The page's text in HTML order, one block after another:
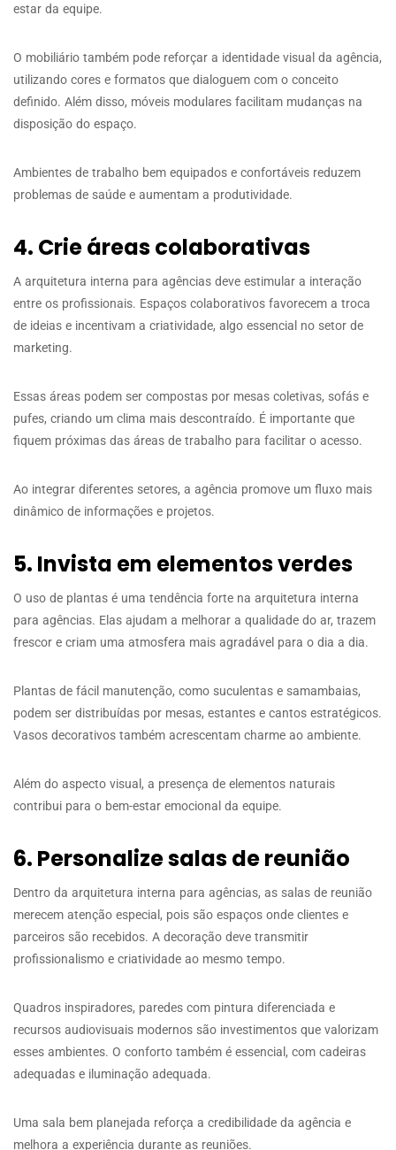
estar da equipe.
O mobiliário também pode reforçar a identidade visual da agência,
utilizando cores e formatos que dialoguem com o conceito
definido. Além disso, móveis modulares facilitam mudanças na
disposição do espaço.
Ambientes de trabalho bem equipados e confortáveis reduzem
problemas de saúde e aumentam a produtividade.
4. Crie áreas colaborativas
A arquitetura interna para agências deve estimular a interação
entre os profissionais. Espaços colaborativos favorecem a troca
de ideias e incentivam a criatividade, algo essencial no setor de
marketing.
Essas áreas podem ser compostas por mesas coletivas, sofás e
pufes, criando um clima mais descontraído. É importante que
fiquem próximas das áreas de trabalho para facilitar o acesso.
Ao integrar diferentes setores, a agência promove um fluxo mais
dinâmico de informações e projetos.
5. Invista em elementos verdes
O uso de plantas é uma tendência forte na arquitetura interna
para agências. Elas ajudam a melhorar a qualidade do ar, trazem
frescor e criam uma atmosfera mais agradável para o dia a dia.
Plantas de fácil manutenção, como suculentas e samambaias,
podem ser distribuídas por mesas, estantes e cantos estratégicos.
Vasos decorativos também acrescentam charme ao ambiente.
Além do aspecto visual, a presença de elementos naturais
contribui para o bem-estar emocional da equipe.
6. Personalize salas de reunião
Dentro da arquitetura interna para agências, as salas de reunião
merecem atenção especial, pois são espaços onde clientes e
parceiros são recebidos. A decoração deve transmitir
profissionalismo e criatividade ao mesmo tempo.
Quadros inspiradores, paredes com pintura diferenciada e
recursos audiovisuais modernos são investimentos que valorizam
esses ambientes. O conforto também é essencial, com cadeiras
adequadas e iluminação adequada.
Uma sala bem planejada reforça a credibilidade da agência e
melhora a experiência durante as reuniões.